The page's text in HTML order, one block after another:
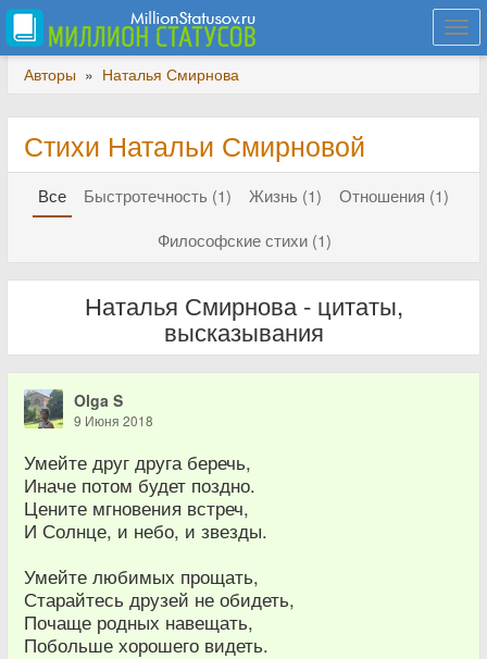
Авторы » Наталья Смирнова
Стихи Натальи Смирновой
Все Быстротечность (1) Жизнь (1)
Отношения (1)
Философские стихи (1)
Наталья Смирнова - цитаты,
высказывания
Olga S
9 Июня 2018
Умейте друг друга беречь,
Иначе потом будет поздно.
Цените мгновения встреч,
И Солнце, и небо, и звезды.
Умейте любимых прощать,
Старайтесь друзей не обидеть,
Почаще родных навещать,
Побольше хорошего видеть.